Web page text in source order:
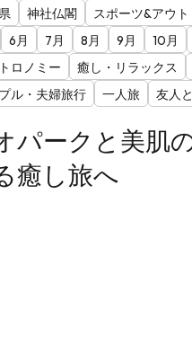
神社仏閣 スポーツ&アウト
6月 7月 8月 9月 10月
ロノミー
癒し・リラックス
ル・夫婦旅行
一人旅 友人
パークと美肌
癒し旅へ